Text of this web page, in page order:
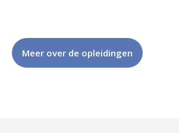
Meer over de opleidingen